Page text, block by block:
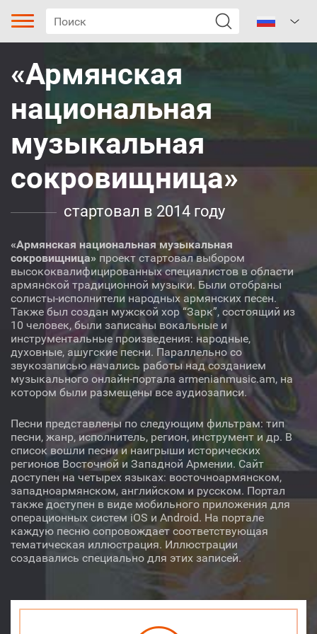
Тип песни
Регион
Кесаб
Автор
Исполнитель
Аудио Видео О нас
Библиотека Лицензия
«Армянская
национальная
музыкальная
сокровищница»
стартовал в 2014 году
«Армянская национальная музыкальная
сокровищница» проект стартовал выбором
высококвалифицированных специалистов в области
армянской традиционной музыки. Были отобраны
солисты-исполнители народных армянских песен.
Также был создан мужской хор “Зарк”, состоящий из
10 человек, были записаны вокальные и
инструментальные произведения: народные,
духовные, ашугские песни. Параллельно со
звукозаписью начались работы над созданием
музыкального онлайн-портала armenianmusic.am, на
котором были размещены все аудиозаписи.
Песни представлены по следующим фильтрам: тип
песни, жанр, исполнитель, регион, инструмент и др. В
список вошли песни и наигрыши исторических
регионов Восточной и Западной Армении. Сайт
доступен на четырех языках: восточноармянском,
западноармянском, английском и русском. Портал
также доступен в виде мобильного приложения для
операционных систем iOS и Android. На портале
каждую песню сопровождает соответствующая
тематическая иллюстрация. Иллюстрации
создавались специально для этих записей.